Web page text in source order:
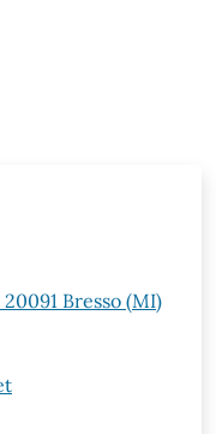
Bresso (MI)